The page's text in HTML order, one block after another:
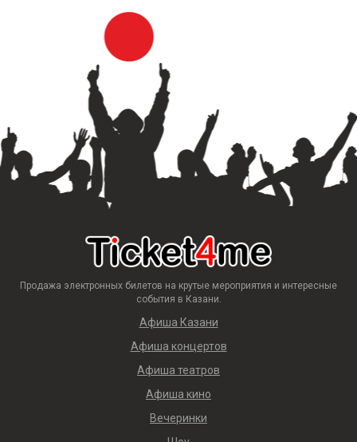
Продажа электронных билетов на крутые мероприятия и интересные
события в Казани.
Афиша Казани
Афиша концертов
Афиша театров
Афиша кино
Вечеринки